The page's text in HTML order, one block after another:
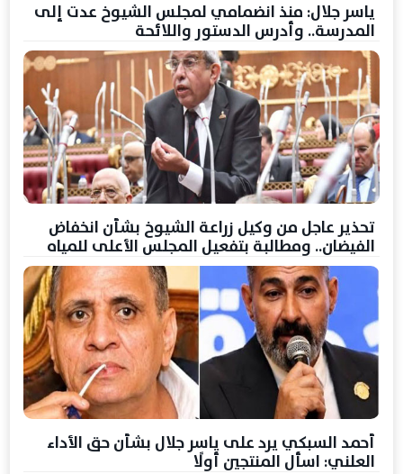
ياسر جلال: منذ انضمامي لمجلس الشيوخ عدت إلى
المدرسة.. وأدرس الدستور واللائحة
تحذير عاجل من وكيل زراعة الشيوخ بشأن انخفاض
الفيضان.. ومطالبة بتفعيل المجلس الأعلى للمياه
أحمد السبكي يرد على ياسر جلال بشأن حق الأداء
العلني: اسأل المنتجين أولًا